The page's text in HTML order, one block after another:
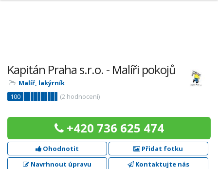
Kapitán Praha s.r.o. - Malíři pokojů
Malíř, lakýrník
100
(2 hodnocení)
+420 736 625 474
Ohodnotit
Přidat fotku
Navrhnout úpravu
Kontaktujte nás